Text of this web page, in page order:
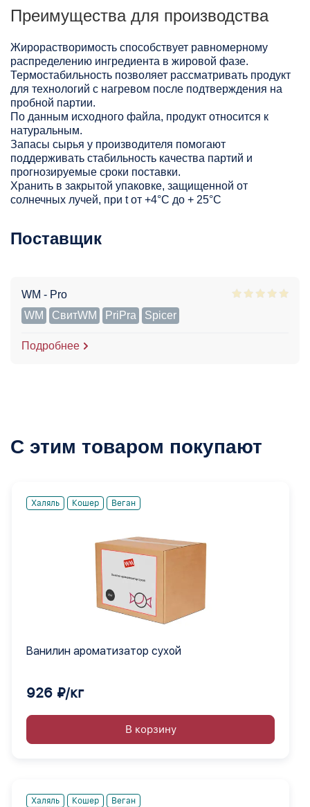
Преимущества для производства
Жирорастворимость способствует равномерному
распределению ингредиента в жировой фазе.
Термостабильность позволяет рассматривать продукт
для технологий с нагревом после подтверждения на
пробной партии.
По данным исходного файла, продукт относится к
натуральным.
Запасы сырья у производителя помогают
поддерживать стабильность качества партий и
прогнозируемые сроки поставки.
Хранить в закрытой упаковке, защищенной от
солнечных лучей, при t от +4°C до + 25°С
Поставщик
WM - Pro
WM
СвитWM PriPra Spicer
Подробнее
С этим товаром покупают
Халяль Кошер Веган
Ванилин ароматизатор сухой
926 ₽/кг
В корзину
Халяль Кошер Веган